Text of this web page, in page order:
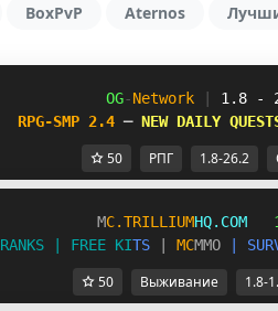
BoxPvP Aternos
OG-Network
1.8 -
RPG-SMP 2.4 ─ NEW DAILY
50 РПГ 1.8-26.2
MC.TRIL L IUMHQ. COM
RANKS FREE KITS MCMMO SUR
50 Выживание 1.8-